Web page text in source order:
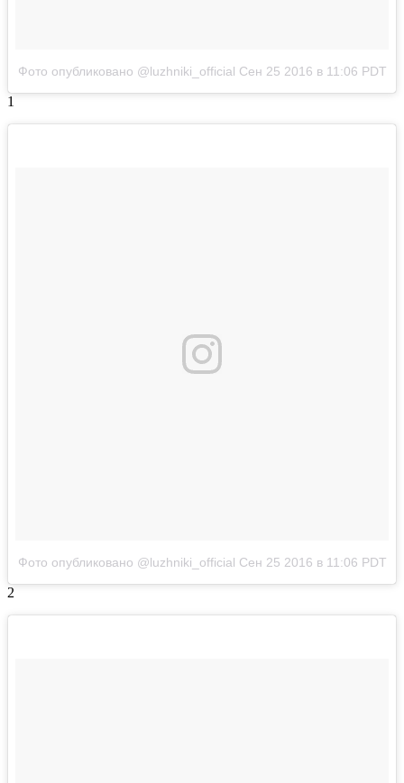
Фото опубликовано @luzhniki_official Сен 25 2016 в 11:06 PDT
1
Фото опубликовано @luzhniki_official Сен 25 2016 в 11:06 PDT
2